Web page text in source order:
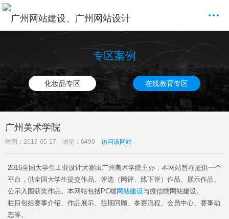
专区案例
化妆品专区 在线教育专区
广州美术学院
时间：2016-05-17 浏览：6490 访问该网站
2016全国大学生工业设计大赛由广州美术学院主办，本网站旨在提供一个
平台，供全国大学生提交作品、评选（网评、线下评）作品、展示作品、
公示入围获奖作品。本网站包括PC端网站建设与微信端网站建设。
栏目包括赛事介绍、作品展示、往期回顾、参赛流程、会员中心、赛事动
态等。